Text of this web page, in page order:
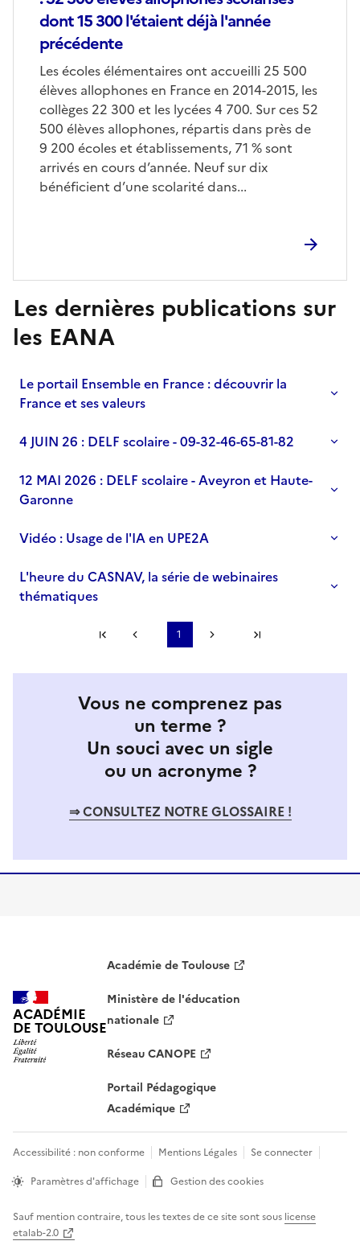
dont 15 300 l'étaient déjà l'année
précédente
Les écoles élémentaires ont accueilli 25 500
élèves allophones en France en 2014-2015, les
collèges 22 300 et les lycées 4 700. Sur ces 52
500 élèves allophones, répartis dans près de
9 200 écoles et établissements, 71 % sont
arrivés en cours d’année. Neuf sur dix
bénéficient d’une scolarité dans...
S'abonner à Accordéon
Les dernières publications sur
les EANA
Le portail Ensemble en France : découvrir la
France et ses valeurs
4 JUIN 26 : DELF scolaire - 09-32-46-65-81-82
12 MAI 2026 : DELF scolaire - Aveyron et Haute-
Garonne
Vidéo : Usage de l'IA en UPE2A
L'heure du CASNAV, la série de webinaires
thématiques
Première page1
Page suivanteDernière page
Vous ne comprenez pas
un terme ?
Un souci avec un sigle
ou un acronyme ?
⇒ CONSULTEZ NOTRE GLOSSAIRE !
ACADÉMIE
DE TOULOUSE
Académie de Toulouse
Ministère de l'éducation
nationale
Réseau CANOPE
Portail Pédagogique
Académique
Accessibilité : non conforme Mentions Légales
Se connecter
Paramètres d'affichage
Gestion des cookies
Sauf mention contraire, tous les textes de ce site sont sous license
etalab-2.0